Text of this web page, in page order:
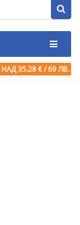
НАД 35.28 € / 69 ЛВ.